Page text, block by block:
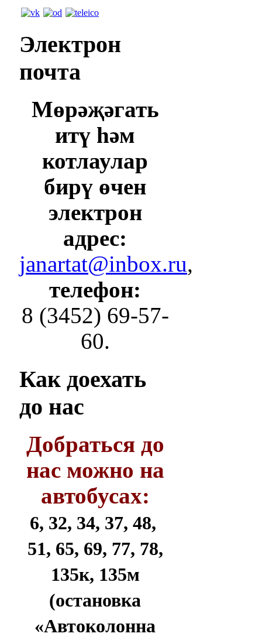
Электрон
почта
Мөрәҗәгать
итү һәм
котлаулар
бирү өчен
электрон
адрес:
janartat@inbox.ru,
телефон:
8 (3452) 69-57-
60.
Как доехать
до нас
Добраться до
нас можно на
автобусах:
6, 32, 34, 37, 48,
51, 65, 69, 77, 78,
135к, 135м
(остановка
«Автоколонна